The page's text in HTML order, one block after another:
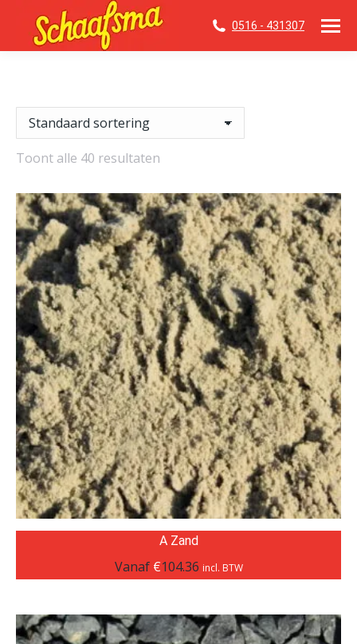
0516 - 431307
Toont alle 40 resultaten
A Zand
Vanaf €104.36 incl. BTW